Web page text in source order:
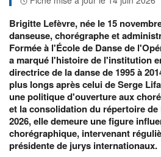
Brigitte Lefèvre, née le 15
danseuse, chorégraphe et
Formée à l'École de Danse de
a marqué l'histoire de l'institution
directrice de la danse de 1995 à
plus longs après celui de Serge
une politique d'ouverture aux
et la consolidation du répertoire
2026, elle demeure une figure
chorégraphique, intervenant
présidente de jurys internationaux.